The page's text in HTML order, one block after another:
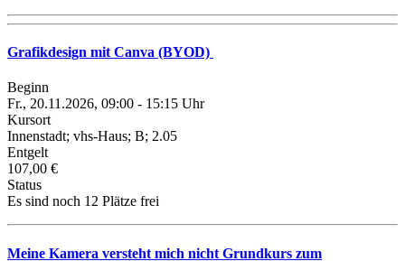
Grafikdesign mit Canva (BYOD)
Beginn
Fr., 20.11.2026, 09:00 - 15:15 Uhr
Kursort
Innenstadt; vhs-Haus; B; 2.05
Entgelt
107,00 €
Status
Es sind noch 12 Plätze frei
Meine Kamera versteht mich nicht Grundkurs zum